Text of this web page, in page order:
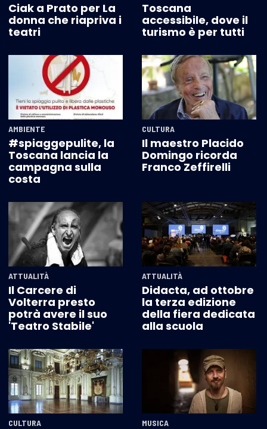
Ciak a Prato per La
donna che riapriva i
teatri
Toscana
accessibile, dove il
turismo è per tutti
AMBIENTE
#spiaggepulite, la
Toscana lancia la
campagna sulla
costa
CULTURA
Il maestro Placido
Domingo ricorda
Franco Zeffirelli
ATTUALITÀ
Il Carcere di
Volterra presto
potrà avere il suo
'Teatro Stabile'
ATTUALITÀ
Didacta, ad ottobre
la terza edizione
della fiera dedicata
alla scuola
CULTURA MUSICA